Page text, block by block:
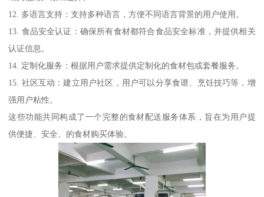
12. 多语言支持：支持多种语言，方便不同语言背景的用户使用。
13. 食品安全认证：确保所有食材都符合食品安全标准，并提供相关
认证信息。
14. 定制化服务：根据用户需求提供定制化的食材包或套餐服务。
15. 社区互动：建立用户社区，用户可以分享食谱、烹饪技巧等，增
强用户粘性。
这些功能共同构成了一个完整的食材配送服务体系，旨在为用户提
供便捷、安全、的食材购买体验。